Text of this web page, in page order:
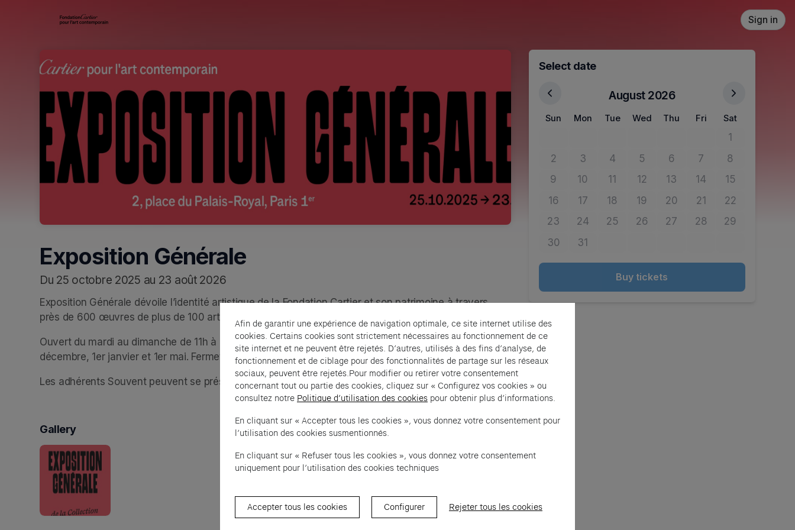
Sign in
Exposition Générale
Du 25 octobre 2025 au 23 août 2026
Exposition Générale dévoile l’identité artistique de la Fondation Cartier et son patrimoine à travers
près de 600 œuvres de plus de 100 artistes qui ont jalonné sa programmation de 1984 à aujourd’hui.
Ouvert du mardi au dimanche de 11h à 20h. Nocturne le mardi jusqu'à 22h. Fermeture les 25
décembre, 1er janvier et 1er mai. Fermeture à 18h les 24 et 31 décembre.
Les adhérents Souvent peuvent se présenter sans réservation.
Gallery
Select date
August 2026
Sun Mon Tue Wed Thu Fri Sat
1No tickets
2No tickets available
3
No tickets available
4No tickets available
5
No tickets available
6No tickets available
7No tickets available
8No tickets
9No tickets available
10No tickets available
11No tickets available
12No tickets available
13No tickets available
14No tickets available
15No tickets
16No tickets available
17No tickets available
18No tickets available
19No tickets available
20No tickets available
21No tickets available
22No tickets
23No tickets available
24No tickets available
25No tickets available
26No tickets available
27No tickets available
28No tickets available
29No tickets
30
No tickets available
31No tickets available
Buy tickets
Afin de garantir une expérience de navigation optimale, ce site internet utilise des
cookies. Certains cookies sont strictement nécessaires au fonctionnement de ce
site internet et ne peuvent être rejetés. D’autres, utilisés à des fins d’analyse, de
fonctionnement et de ciblage pour des fonctionnalités de partage sur les réseaux
sociaux, peuvent être rejetés.Pour modifier ou retirer votre consentement
concernant tout ou partie des cookies, cliquez sur « Configurez vos cookies » ou
consultez notre Politique d’utilisation des cookies pour obtenir plus d’informations.
En cliquant sur « Accepter tous les cookies », vous donnez votre consentement pour
l’utilisation des cookies susmentionnés.
En cliquant sur « Refuser tous les cookies », vous donnez votre consentement
uniquement pour l’utilisation des cookies techniques
Accepter tous les cookies Configurer Rejeter tous les cookies